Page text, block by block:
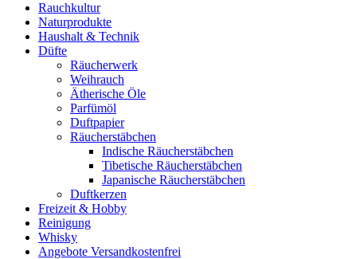
Rauchkultur
Naturprodukte
Haushalt & Technik
Düfte
Räucherwerk
Weihrauch
Ätherische Öle
Parfümöl
Duftpapier
Räucherstäbchen
Indische Räucherstäbchen
Tibetische Räucherstäbchen
Japanische Räucherstäbchen
Duftkerzen
Freizeit & Hobby
Reinigung
Whisky
Angebote Versandkostenfrei